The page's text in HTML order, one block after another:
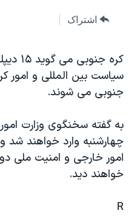
جهش
جستجوویژه برنامه‌ها
ویدیوها
فرهنگ و زندگی
حقوق شهروندی
اقتصادی
علم و فناوری
۲۵۰سالگی آمریکا
بایگانی برنامه‌های تلویزیونی
مستندها
انتخابات ریاست جمهوری آمریکا ۲۰۲۴
حمله جمهوری اسلامی به
رمز مهسا
فرکانس‌های صدای آمریکا
یادگیری زبان انگلیسی
دنبال کنید
زبانهای مختلف
اشتراک
کره
سياست بين المللی و امور
جنوبی می شوند.
به گفته سخنگوی وزارت
چهارشنبه وارد خواهند
امور خارجی و امنيت ملی
خواهند ديد.
R